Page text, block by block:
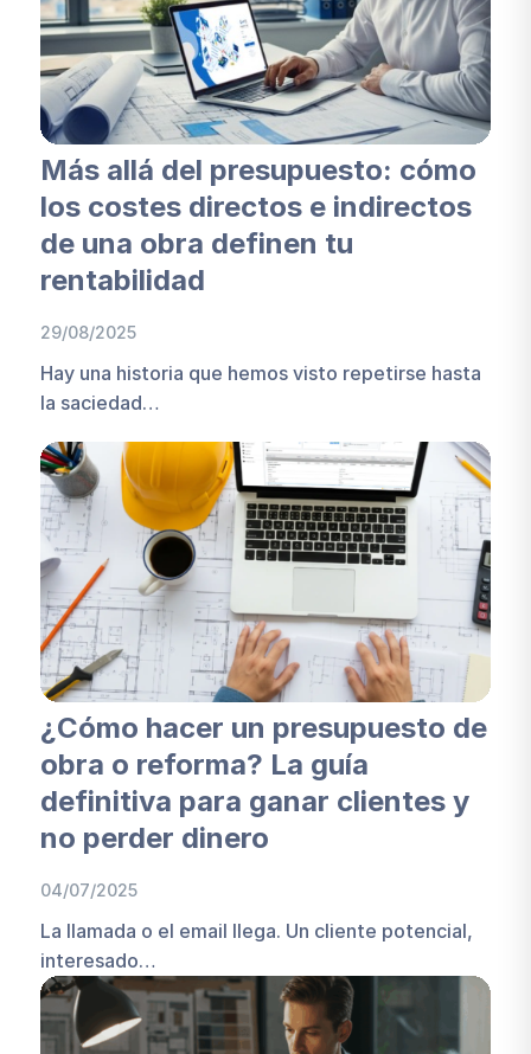
Más allá del presupuesto: cómo
los costes directos e indirectos
de una obra definen tu
rentabilidad
29/08/2025
Hay una historia que hemos visto repetirse hasta
la saciedad…
¿Cómo hacer un presupuesto de
obra o reforma? La guía
definitiva para ganar clientes y
no perder dinero
04/07/2025
La llamada o el email llega. Un cliente potencial,
interesado…